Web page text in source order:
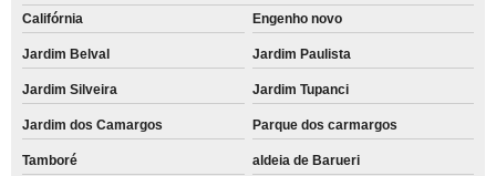
Califórnia
Engenho novo
Jardim Belval Jardim Paulista
Jardim Silveira Jardim Tupanci
Jardim dos Camargos Parque dos carmargos
Tamboré aldeia de Barueri